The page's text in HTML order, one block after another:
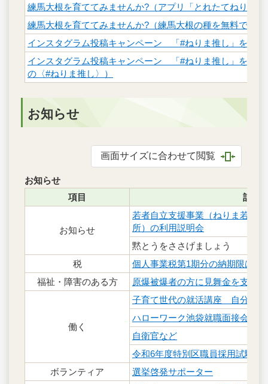
練馬大根を育ててみませんか?（アプリ「とれたてねりま
練馬大根を育ててみませんか?（練馬大根の種を無料で配布
インスタグラム投稿キャンペーン 「#ねりま推し」を大募
インスタグラム投稿キャンペーン 「#ねりま推し」を大募
の〈#ねりま推し〉）
お知らせ
画面サイズに合わせて閲覧
お知らせ
項目
記事
お知らせ
若者自立支援事業（ねりま若者
所）の利用説明会
黙とうをささげましょう
税
個人事業税第1期分の納期限は9
福祉・障害のある方
原爆被爆者の方に見舞金を支給
働く
子育て世代の就活講座 自分に合
ハローワーク池袋就職面接会
自衛官など
令和6年度特別区職員採用試験
ボランティア
選挙啓発サポーター